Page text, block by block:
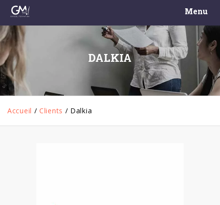
Menu
DALKIA
Accueil /Clients / Dalkia